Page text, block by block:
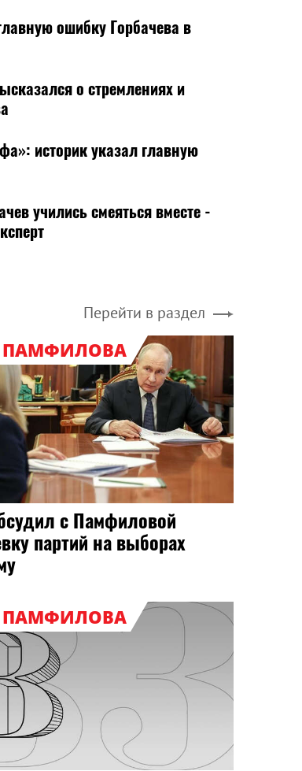
ошибку Горбачева в
о стремлениях и
историк указал главную
учились смеяться вместе -
Перейти в раздел
ПАМФИЛОВА
с Памфиловой
партий на выборах
ПАМФИЛОВА